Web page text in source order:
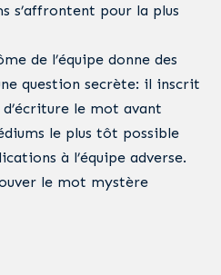
s’affrontent pour la plus
de l’équipe donne des
question secrète: il inscrit
le mot avant
le plus tôt possible
à l’équipe adverse.
le mot mystère